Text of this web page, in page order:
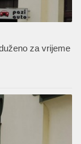
za vrijeme